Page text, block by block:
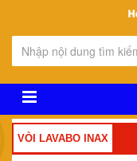
VÒI LAVABO INAX